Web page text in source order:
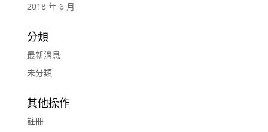
2018 年 6 月
分類
最新消息
未分類
其他操作
註冊